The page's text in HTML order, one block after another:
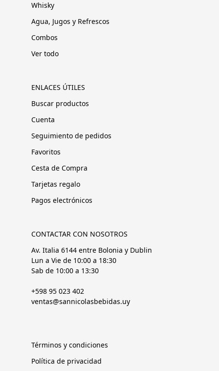
Whisky
Agua, Jugos y Refrescos
Combos
Ver todo
ENLACES ÚTILES
Buscar productos
Cuenta
Seguimiento de pedidos
Favoritos
Cesta de Compra
Tarjetas regalo
Pagos electrónicos
CONTACTAR CON NOSOTROS
Av. Italia 6144 entre Bolonia y Dublin
Lun a Vie de 10:00 a 18:30
Sab de 10:00 a 13:30
+598 95 023 402
ventas@sannicolasbebidas.uy
Términos y condiciones
Política de privacidad